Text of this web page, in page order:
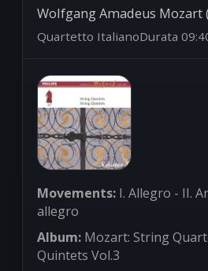
Wolfgang Amadeus Mozart
Quartetto ItalianoDurata
Movements: I. Allegro - II.
allegro
Album: Mozart: String
Quintets Vol.3